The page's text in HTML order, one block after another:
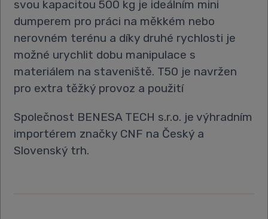
svou kapacitou 500 kg je ideálním mini
dumperem pro práci na měkkém nebo
nerovném terénu a díky druhé rychlosti je
možné urychlit dobu manipulace s
materiálem na staveniště. T50 je navržen
pro extra těžký provoz a použití
Společnost BENESA TECH s.r.o. je výhradním
importérem značky CNF na Český a
Slovenský trh.